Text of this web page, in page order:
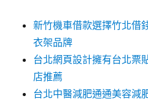
新竹機車借款選擇竹北借
衣架品牌
台北網頁設計擁有台北票
店推薦
台北中醫減肥通通美容減